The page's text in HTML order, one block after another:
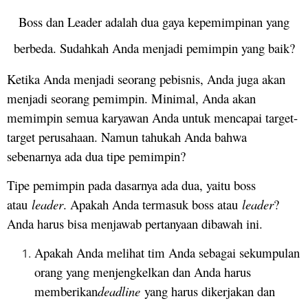
Boss dan Leader adalah dua gaya kepemimpinan yang
berbeda. Sudahkah Anda menjadi pemimpin yang baik?
Ketika Anda menjadi seorang pebisnis, Anda juga akan
menjadi seorang pemimpin. Minimal, Anda akan
memimpin semua karyawan Anda untuk mencapai target-
target perusahaan. Namun tahukah Anda bahwa
sebenarnya ada dua tipe pemimpin?
Tipe pemimpin pada dasarnya ada dua, yaitu boss
atau leader. Apakah Anda termasuk boss atau leader?
Anda harus bisa menjawab pertanyaan dibawah ini.
Apakah Anda melihat tim Anda sebagai sekumpulan
orang yang menjengkelkan dan Anda harus
memberikandeadline yang harus dikerjakan dan